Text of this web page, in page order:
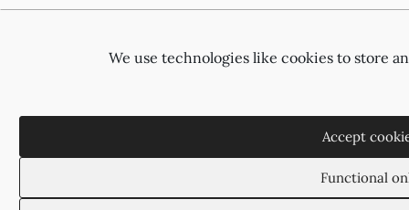
We use technologies like cookies to store
Accept
Functional